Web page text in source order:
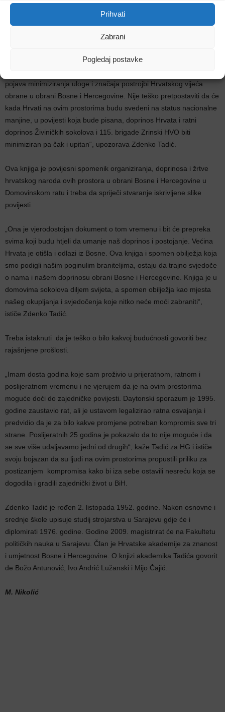
Prihvati
Zabrani
Pogledaj postavke
„Sve što je napisano potkrijepljeno je navođenjem odgovarajućeg
Jedan od razloga pisanja ove knjige je očuvanje istinite povijesti o
pojava minimiziranja uloge i značaja postrojbi Hrvatskog vijeća
obrane u obrani Bosne i Hercegovine. Nije teško pretpostaviti da će
kada Hrvati na ovim prostorima budu svedeni na status nacionalne
manjine, u povijesti koja bude pisana, doprinos Hrvata i ratni
doprinos Živiničkih sokolova i 115. brigade Zrinski HVO biti
minimiziran pa čak i upitan“, upozorava Zdenko Tadić.
Ova knjiga je povijesni spomenik organiziranja, doprinosa i žrtve
hrvatskog naroda ovih prostora u obrani Bosne i Hercegovine u
Domovinskom ratu i treba da spriječi stvaranje iskrivljene slike
povijesti.
„Ona je vjerodostojan dokument o tom vremenu i bit će prepreka
svima koji budu htjeli da umanje naš doprinos i postojanje. Većina
Hrvata je otišla i odlazi iz Bosne. Ova knjiga i spomen obilježja koja
smo podigli našim poginulim braniteljima, ostaju da trajno svjedoče
o nama i našem doprinosu obrani Bosne i Hercegovine. Knjiga je u
domovima sokolova diljem svijeta, a spomen obilježja kao mjesta
našeg okupljanja i svjedočenja koje nitko neće moći zabraniti“,
ističe Zdenko Tadić.
Treba istaknuti da je teško o bilo kakvoj budućnosti govoriti bez
rajašnjene prošlosti.
„Imam dosta godina koje sam proživio u prijeratnom, ratnom i
poslijeratnom vremenu i ne vjerujem da je na ovim prostorima
moguće doći do zajedničke povijesti. Daytonski sporazum je 1995.
godine zaustavio rat, ali je ustavom legalizirao ratna osvajanja i
predvidio da je za bilo kakve promjene potreban kompromis sve tri
strane. Poslijeratnih 25 godina je pokazalo da to nije moguće i da
se sve više udaljavamo jedni od drugih“, kaže Tadić za HG i ističe
svoju bojazan da su ljudi na ovim prostorima propustili priliku za
postizanjem kompromisa kako bi iza sebe ostavili nesreću koja se
dogodila i gradili zajednički život u BiH.
Zdenko Tadić je rođen 2. listopada 1952. godine. Nakon osnovne i
srednje škole upisuje studij strojarstva u Sarajevu gdje će i
diplomirati 1976. godine. Godine 2009. magistrirat će na Fakultetu
političkih nauka u Sarajevu. Član je Hrvatske akademije za znanost
i umjetnost Bosne i Hercegovine. O knjizi akademika Tadića govorit
de Božo Antunović, Ivo Andrić Lužanski i Mijo Čajić.
M. Nikolić